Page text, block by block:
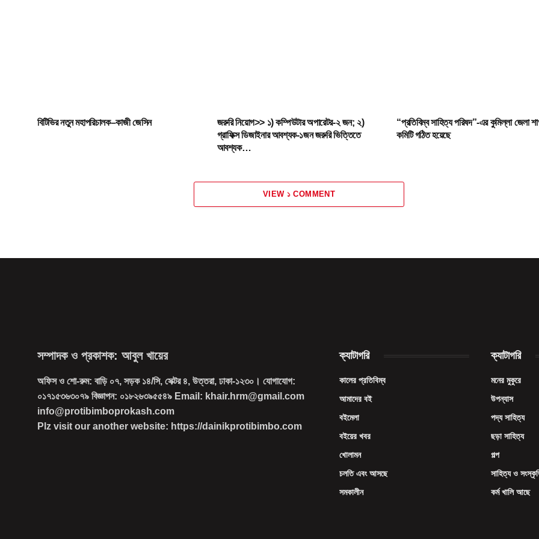
বিটিভির নতুন মহাপরিচালক–কাজী জেসিন
জরুরি নিয়োগ>> ১) কম্পিউটার অপারেটর-২ জন; ২)
গ্রাফিক্স ডিজাইনার আবশ্যক-১জন জরুরি ভিত্তিতে
আবশ্যক…
“প্রতিবিম্ব সাহিত্য পরিষদ”-এর কুমিল্লা জেলা
কমিটি গঠিত হয়েছে
VIEW ১ COMMENT
সম্পাদক ও প্রকাশক: আবুল খায়ের
অফিস ও শো-রুম: বাড়ি ০৭, সড়ক ১৪/সি, সেক্টর ৪, উত্তরা, ঢাকা-১২৩০। যোগাযোগ:
০১৭১৫৩৬৩০৭৯ বিজ্ঞাপন: ০১৮২৬৩৯৫৫৪৯ Email: khair.hrm@gmail.com
info@protibimboprokash.com
Plz visit our another website: https://dainikprotibimbo.com
ক্যাটাগরি
কালের প্রতিবিম্ব
আমাদের বই
বইমেলা
বইয়ের খবর
খোলামন
চলতি এবং আসছে
সমকালীন
ক্যাটাগরি
মনের মুকুরে
উপন্যাস
পদ্য সাহিত্য
ছড়া সাহিত্য
গল্প
সাহিত্য ও
কর্ম খালি আছে